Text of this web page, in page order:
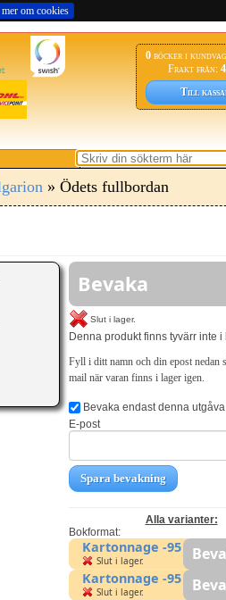
om cookies
0 böcker i
Frakt från:
Till
» Ödets fullbordan
Bevaka
Slut i lager.
Denna produkt finns tyvärr inte i
Fyll i ditt namn och din epost nedan
mail när varan finns i lager igen.
Bevaka endast denna utgåva
E-post
Spara bevakning
Alla varianter:
Bokformat:
Kartonnage -95
Slut i lager.
Kartonnage -95 (anm)
Slut i lager.